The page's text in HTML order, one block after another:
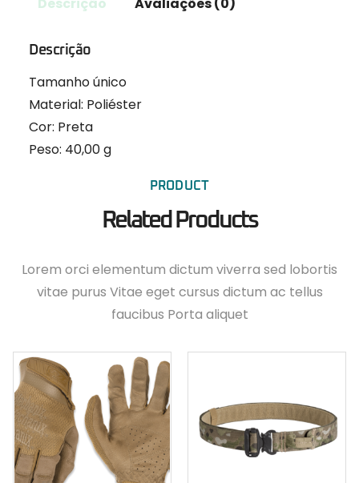
Descrição
Tamanho único
Material: Poliéster
Cor: Preta
Peso: 40,00 g
PRODUCT
Related Products
Lorem orci elementum dictum viverra sed lobortis
vitae purus Vitae eget cursus dictum ac tellus
faucibus Porta aliquet